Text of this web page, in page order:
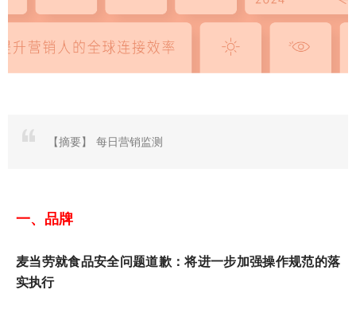
【摘要】 每日营销监测
一、品牌
麦当劳就食品安全问题道歉：将进一步加强操作规范的落
实执行